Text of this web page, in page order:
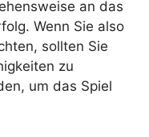
an das
Wenn Sie also
sollten Sie
zu
um das Spiel